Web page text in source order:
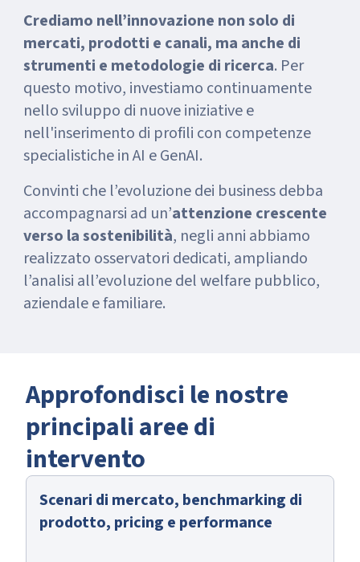
Crediamo nell’innovazione non solo di
mercati, prodotti e canali, ma anche di
strumenti e metodologie di ricerca. Per
questo motivo, investiamo continuamente
nello sviluppo di nuove iniziative e
nell'inserimento di profili con competenze
specialistiche in AI e GenAI.
Convinti che l’evoluzione dei business debba
accompagnarsi ad un’attenzione crescente
verso la sostenibilità, negli anni abbiamo
realizzato osservatori dedicati, ampliando
l’analisi all’evoluzione del welfare pubblico,
aziendale e familiare.
Approfondisci le nostre
principali aree di
intervento
Scenari di mercato, benchmarking di
prodotto, pricing e performance